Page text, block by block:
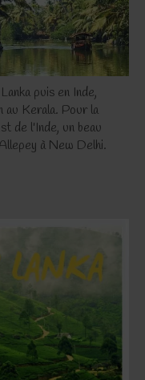
puis en Inde,
au Kerala. Pour la
de l'Inde, un beau
à New Delhi.